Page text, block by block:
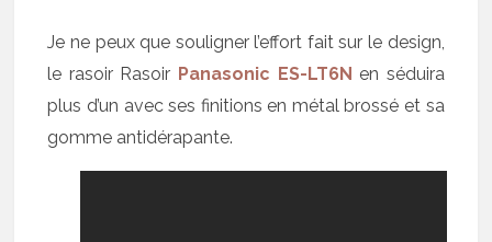
Je ne peux que souligner l’effort fait sur le design,
le rasoir Rasoir Panasonic ES-LT6N en séduira
plus d’un avec ses finitions en métal brossé et sa
gomme antidérapante.